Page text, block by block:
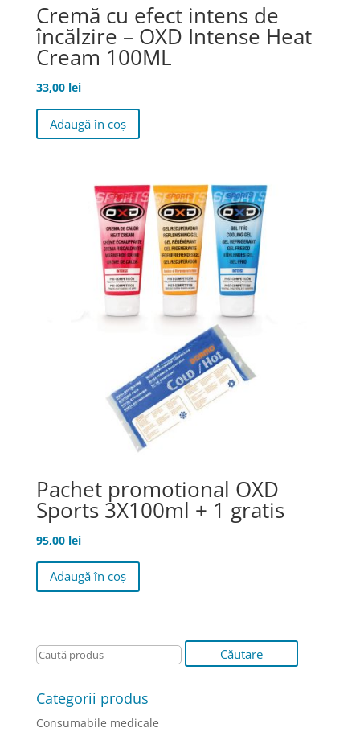
Cremă cu efect intens de
încălzire – OXD Intense Heat
Cream 100ML
33,00 lei
Adaugă în coș
Pachet promotional OXD
Sports 3X100ml + 1 gratis
95,00 lei
Adaugă în coș
Categorii produs
Consumabile medicale